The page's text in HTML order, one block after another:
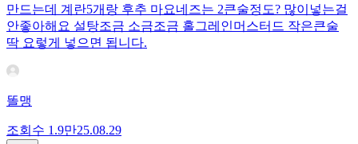
만드는데 계란5개랑 후추 마요네즈는 2큰술정도? 많이넣는걸
안좋아해요 설탕조금 소금조금 홀그레인머스터드 작은큰술
딱 요렇게 넣으면 됩니다.
똘맹
조회수 1.9만25.08.29